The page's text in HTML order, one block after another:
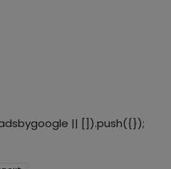
|| []).push({});